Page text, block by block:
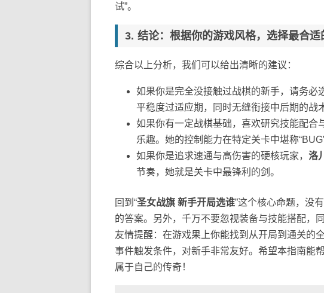
试”。
结论：根据你的游戏风格，选择最合适
综合以上分析，我们可以给出清晰的建议：
如果你是完全没接触过战棋的新手，请务必
平稳度过适应期，同时无缝衔接中后期的战
如果你有一定战棋基础，喜欢研究技能配合
乐趣。她的控制能力在特定关卡中堪称
如果你是追求速通与高伤害的硬核玩家， 洛
节奏，她就是关卡中最锋利的剑。
回到“圣女战旗 新手开局选谁”这个核心命题，没
的答案。另外，千万不要忽视装备与技能搭配，
友情提醒：在游戏果上你能找到从开局到通关的
事件触发条件，对新手非常友好。希望本指南能
属于自己的传奇！